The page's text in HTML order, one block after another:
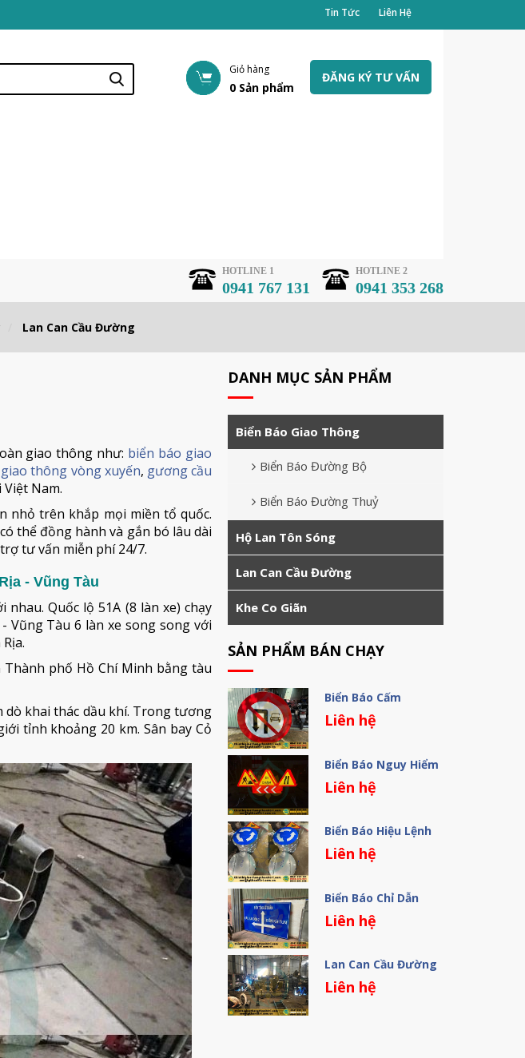
Tin Tức Liên Hệ
Giỏ hàng
0 Sản phẩm
ĐĂNG KÝ TƯ VẤN
HOTLINE 2
0941 353 268
HOTLINE 1
0941 767 131
Lan Can Cầu Đường
giao thông như: biển báo giao
thông vòng xuyến, gương cầu
Nam.
nhỏ trên khắp mọi miền tổ quốc.
thể đồng hành và gắn bó lâu dài
tư vấn miễn phí 24/7.
- Vũng Tàu
Quốc lộ 51A (8 làn xe) chạy
Vũng Tàu 6 làn xe song song với
phố Hồ Chí Minh bằng tàu
dò khai thác dầu khí. Trong tương
tỉnh khoảng 20 km. Sân bay Cỏ
DANH MỤC SẢN PHẨM
Biển Báo Giao Thông
Biển Báo Đường Bộ
Biển Báo Đường Thuỷ
Hộ Lan Tôn Sóng
Lan Can Cầu Đường
Khe Co Giãn
SẢN PHẨM BÁN CHẠY
Biển Báo Cấm
Liên hệ
Biển Báo Nguy Hiểm
Liên hệ
Biển Báo Hiệu Lệnh
Liên hệ
Biển Báo Chỉ Dẫn
Liên hệ
Lan Can Cầu Đường
Liên hệ